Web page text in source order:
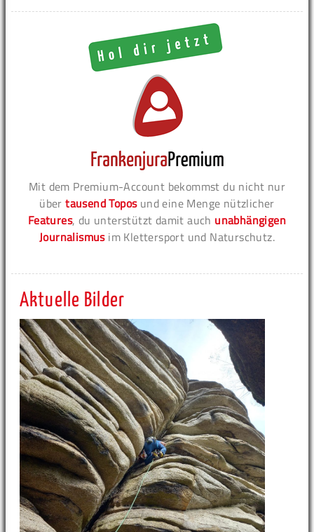
Mit dem Premium-Account bekommst du nicht nur
übertausend Toposund eine Menge nützlicher
Features, du unterstützt damit auch unabhängigen
Journalismusim Klettersport und Naturschutz.
Aktuelle Bilder